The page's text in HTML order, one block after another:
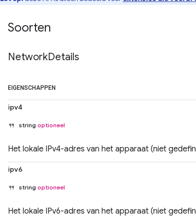
Soorten
NetworkDetails
EIGENSCHAPPEN
ipv4
string optioneel
Het lokale IPv4-adres van het apparaat (niet
ipv6
string optioneel
Het lokale IPv6-adres van het apparaat (niet